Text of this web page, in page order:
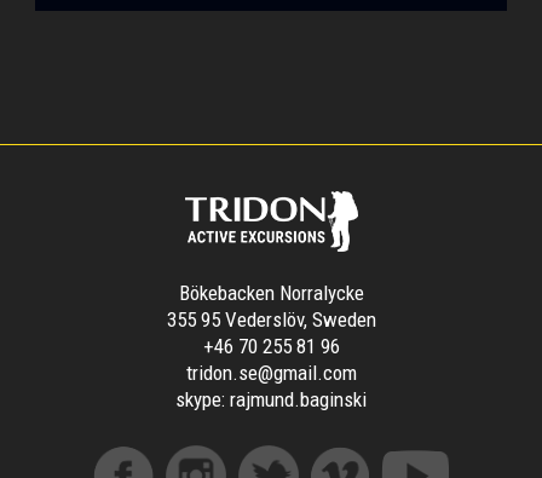
Bökebacken Norralycke
355 95 Vederslöv, Sweden
+46 70 255 81 96
tridon.se@gmail.com
skype: rajmund.baginski